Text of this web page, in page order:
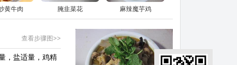
黄牛肉 腌韭菜花 麻辣魔芋鸡
查看步骤图>>
，盐适量，鸡精